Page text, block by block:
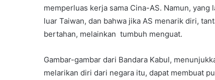
memperluas kerja sama Cina-AS. Namun,
luar Taiwan, dan bahwa jika AS menarik diri,
bertahan, melainkan tumbuh menguat.
Gambar-gambar dari Bandara Kabul,
melarikan diri dari negara itu, dapat membuat